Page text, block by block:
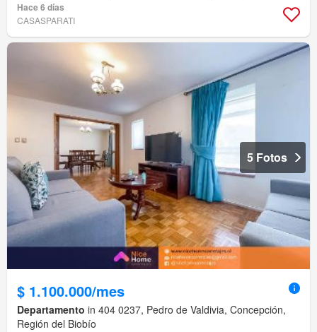
Hace 6 días
CASASPARATI
5 Fotos
$ 1.100.000/mes
Departamento in 404 0237, Pedro de Valdivia, Concepción,
Región del Biobío